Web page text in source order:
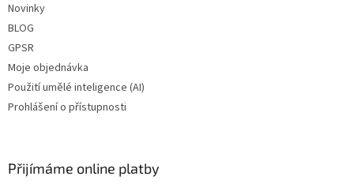
Novinky
BLOG
GPSR
Moje objednávka
Použití umělé inteligence (AI)
Prohlášení o přístupnosti
Přijímáme online platby